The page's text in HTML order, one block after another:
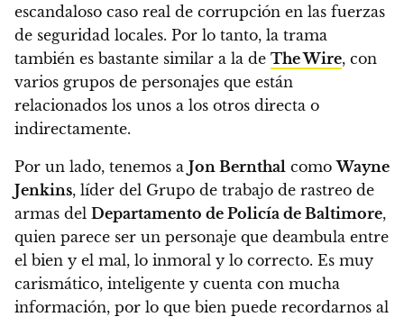
escandaloso caso real de corrupción en las fuerzas
de seguridad locales. Por lo tanto, la trama
también es bastante similar a la de The Wire, con
varios grupos de personajes que están
relacionados los unos a los otros directa o
indirectamente.
Por un lado, tenemos a Jon Bernthal comoWayne
Jenkins, líder del Grupo de trabajo de rastreo de
armas del Departamento de Policía de Baltimore,
quien parece ser un personaje que deambula entre
el bien y el mal, lo inmoral y lo correcto. Es muy
carismático, inteligente y cuenta con mucha
información, por lo que bien puede recordarnos al